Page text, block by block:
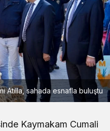
Atilla, sahada esnafla buluştu
Kaymakam Cumali